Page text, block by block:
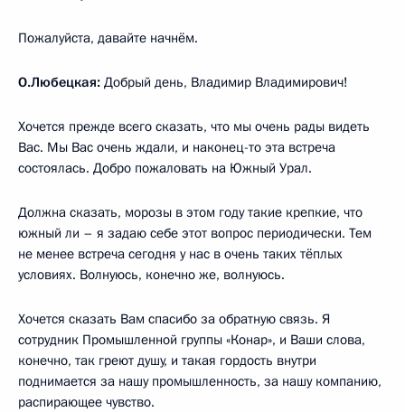
Пожалуйста, давайте начнём.
О.Любецкая: Добрый день, Владимир Владимирович!
Хочется прежде всего сказать, что мы очень рады видеть
Вас. Мы Вас очень ждали, и наконец-то эта встреча
состоялась. Добро пожаловать на Южный Урал.
Должна сказать, морозы в этом году такие крепкие, что
южный ли – я задаю себе этот вопрос периодически. Тем
не менее встреча сегодня у нас в очень таких тёплых
условиях. Волнуюсь, конечно же, волнуюсь.
Хочется сказать Вам спасибо за обратную связь. Я
сотрудник Промышленной группы «Конар», и Ваши слова,
конечно, так греют душу, и такая гордость внутри
поднимается за нашу промышленность, за нашу компанию,
распирающее чувство.